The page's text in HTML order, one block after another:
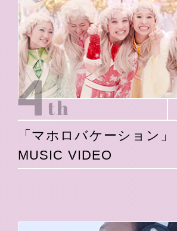
「マホロバケーション」
MUSIC VIDEO